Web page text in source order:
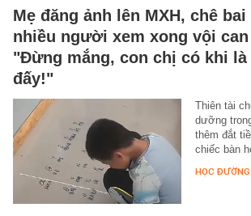
Mẹ đăng ảnh lên MXH, chê
nhiều người xem xong vội can
"Đừng mắng, con chị có khi
đấy!"
Thiên tài
dưỡng
thêm đắt
chiếc bàn
HỌC ĐƯỜNG